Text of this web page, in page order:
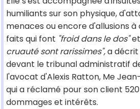
humiliants sur son physique,
menaces ou encore d'allusions
faits qui font "froid dans le dos"
cruauté sont rarissimes",a décrit
devant le tribunal administratif
l'avocat d'Alexis Ratton, Me
qui a réclamé pour son client
dommages et intérêts.